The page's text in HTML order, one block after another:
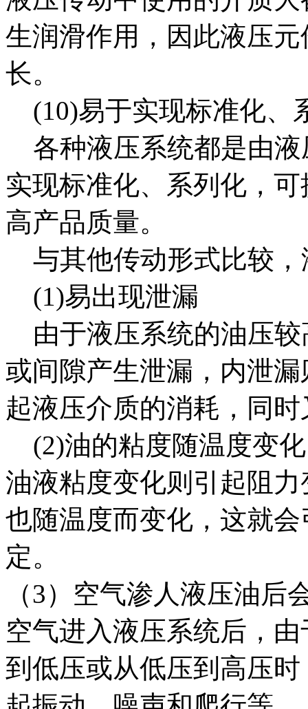
生润滑作用，因此液压
长。
(10)易于实现标准化、
各种液压系统都是由液
实现标准化、系列化，
高产品质量。
与其他传动形式比较，
(1)易出现泄漏
由于液压系统的油压较
或间隙产生泄漏，内泄
起液压介质的消耗，同
(2)油的粘度随温度变
油液粘度变化则引起阻
也随温度而变化，这就
定。
（3）空气渗人液压油后
空气进入液压系统后，
到低压或从低压到高压